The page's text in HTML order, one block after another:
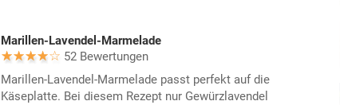
Marillen-Lavendel-Marmelade
52 Bewertungen
Marillen-Lavendel-Marmelade passt perfekt auf die
Käseplatte. Bei diesem Rezept nur Gewürzlavendel